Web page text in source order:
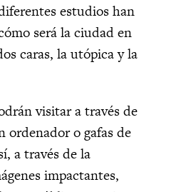
estudios han
será la ciudad en
caras, la utópica y la
visitar a través de
ordenador o gafas de
a través de la
impactantes,